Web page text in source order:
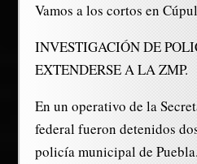
Vamos a los cortos en
INVESTIGACIÓN DE
EXTENDERSE A LA ZMP.
En un operativo de la
federal fueron detenidos
policía municipal de